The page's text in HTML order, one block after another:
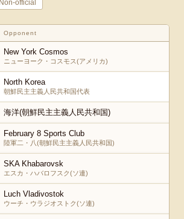
Non-official
Opponent
New York Cosmos
ニューヨーク・コスモス(アメリカ)
North Korea
朝鮮民主主義人民共和国代表
海洋(朝鮮民主主義人民共和国)
February 8 Sports Club
陸軍二・八(朝鮮民主主義人民共和国)
SKA Khabarovsk
エスカ・ハバロフスク(ソ連)
Luch Vladivostok
ウーチ・ウラジオストク(ソ連)